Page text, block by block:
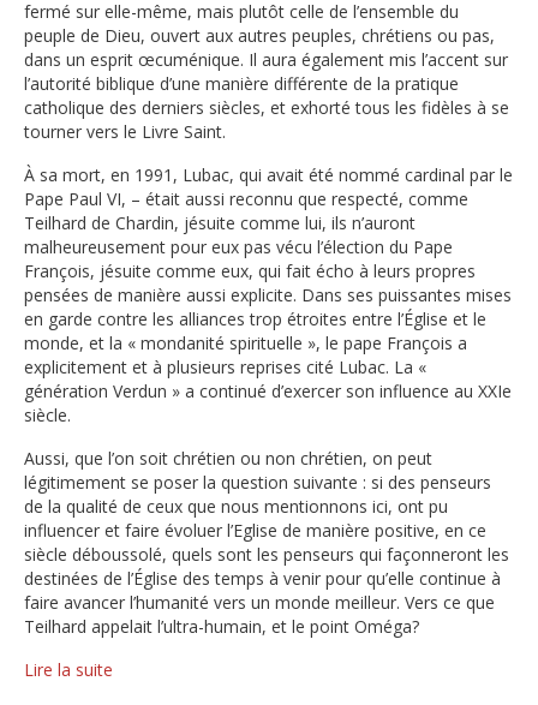
fermé sur elle-même, mais plutôt celle de l’ensemble du
peuple de Dieu, ouvert aux autres peuples, chrétiens ou pas,
dans un esprit œcuménique. Il aura également mis l’accent sur
l’autorité biblique d’une manière différente de la pratique
catholique des derniers siècles, et exhorté tous les fidèles à se
tourner vers le Livre Saint.
À sa mort, en 1991, Lubac, qui avait été nommé cardinal par le
Pape Paul VI, – était aussi reconnu que respecté, comme
Teilhard de Chardin, jésuite comme lui, ils n’auront
malheureusement pour eux pas vécu l’élection du Pape
François, jésuite comme eux, qui fait écho à leurs propres
pensées de manière aussi explicite. Dans ses puissantes mises
en garde contre les alliances trop étroites entre l’Église et le
monde, et la « mondanité spirituelle », le pape François a
explicitement et à plusieurs reprises cité Lubac. La «
génération Verdun » a continué d’exercer son influence au XXIe
siècle.
Aussi, que l’on soit chrétien ou non chrétien, on peut
légitimement se poser la question suivante : si des penseurs
de la qualité de ceux que nous mentionnons ici, ont pu
influencer et faire évoluer l’Eglise de manière positive, en ce
siècle déboussolé, quels sont les penseurs qui façonneront les
destinées de l’Église des temps à venir pour qu’elle continue à
faire avancer l’humanité vers un monde meilleur. Vers ce que
Teilhard appelait l’ultra-humain, et le point Oméga?
Lire la suite